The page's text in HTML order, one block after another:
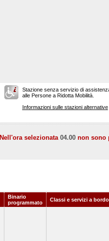
Stazione senza servizio di
alle Persone a Ridotta Mobilità.
Informazioni sulle stazioni alternative
Nell'ora selezionata 04.00 non sono
Binario
programmato
Classi e servizi a bordo